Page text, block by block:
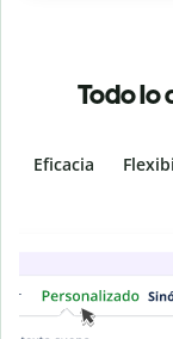
Todo lo
Eficacia